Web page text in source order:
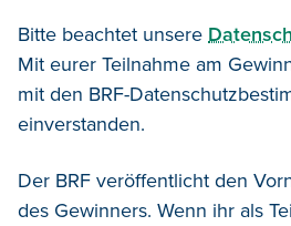
Bitte beachtet unsere
Mit eurer Teilnahme am
mit den BRF-
einverstanden.
Der BRF veröffentlicht den
des Gewinners. Wenn ihr als